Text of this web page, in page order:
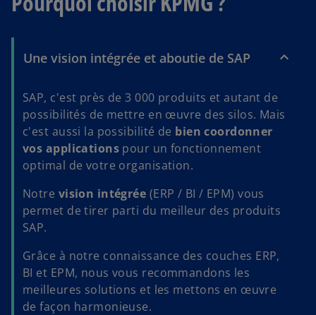
Une vision intégrée et aboutie de SAP
SAP, c'est près de 3 000 produits et autant de
possibilités de mettre en œuvre des silos. Mais
c'est aussi la possibilité de bien coordonner
vos applications pour un fonctionnement
optimal de votre organisation.
Notre vision intégrée (ERP / BI / EPM) vous
permet de tirer parti du meilleur des produits
SAP.
Grâce à notre connaissance des couches ERP,
BI et EPM, nous vous recommandons les
meilleures solutions et les mettons en œuvre
de façon harmonieuse.